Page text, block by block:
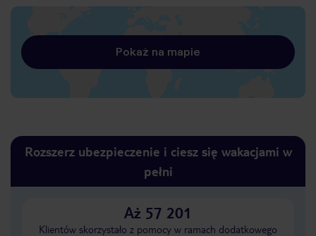
Pokaż na mapie
Rozszerz ubezpieczenie i ciesz się wakacjami w
pełni
Aż 57 201
Klientów skorzystało z pomocy w ramach dodatkowego